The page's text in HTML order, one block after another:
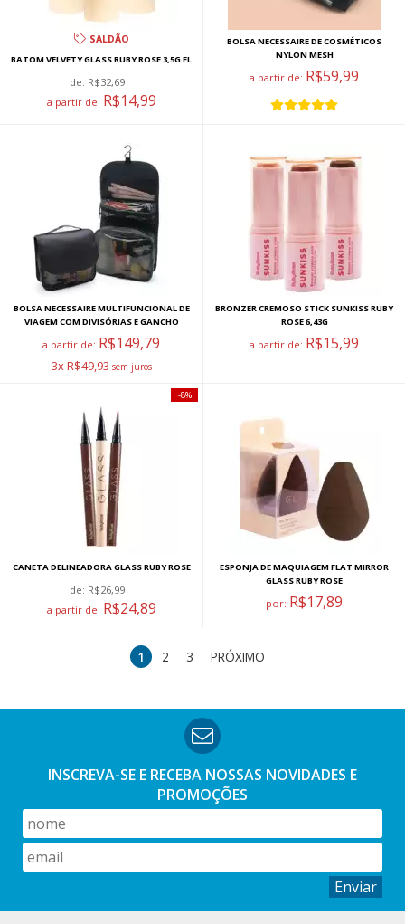
SALDÃO
BATOM VELVETY GLASS RUBY ROSE 3,5G FL
de: R$32,69
a partir de: R$14,99
BOLSA NECESSAIRE DE COSMÉTICOS
NYLON MESH
a partir de: R$59,99
BOLSA NECESSAIRE MULTIFUNCIONAL DE
VIAGEM COM DIVISÓRIAS E GANCHO
a partir de: R$149,79
3x R$49,93
BRONZER CREMOSO STICK SUNKISS RUBY
ROSE 6,43G
a partir de: R$15,99
CANETA DELINEADORA GLASS RUBY ROSE
de: R$26,99
a partir de: R$24,89
8%
ESPONJA DE MAQUIAGEM FLAT MIRROR
GLASS RUBY ROSE
por: R$17,89
1 2 3 PRÓXIMO
INSCREVA-SE E RECEBA NOSSAS NOVIDADES E
PROMOÇÕES
Enviar